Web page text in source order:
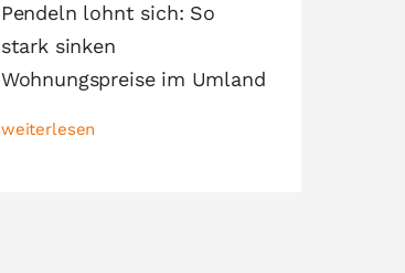
Pendeln lohnt sich: So
stark sinken
Wohnungspreise im Umland
weiterlesen